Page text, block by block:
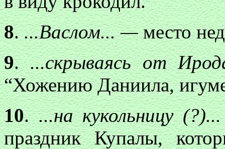
8....Васлом... —место
9....скрываясь от
“Хожению Даниила,
10....на кукольницу
праздник Купалы,